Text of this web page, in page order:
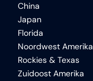
China
Japan
Florida
Noordwest Amerika
Rockies & Texas
Zuidoost Amerika